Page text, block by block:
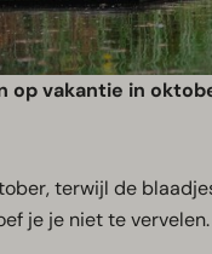
op vakantie in
terwijl de
je je niet te